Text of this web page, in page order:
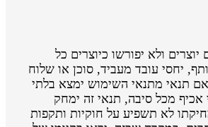
ולא יפורשו כיוצרים כל
יחסי עובד מעביד, סוכן או שלוח
תנאי מתנאי השימוש ימצא בלתי
מכל סיבה, תנאי זה ימחק
לא תשפיע על חוקיות ותקפות